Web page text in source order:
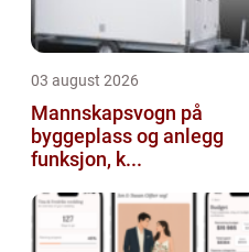
03 august 2026
Mannskapsvogn på
byggeplass og anlegg
funksjon, k...